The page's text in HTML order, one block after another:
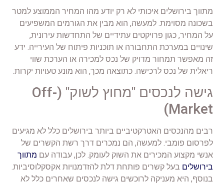
מתווך בירושלים איכותי לא רק יודע מהו המחיר הממוצע למטר
בשכונה מסוימת. למעשה, הוא מבין את הגורמים המשפיעים
על המחיר, כגון פרויקטים עתידיים של התחדשות עירונית,
שינויים במערכת התחבורה או תוכניות פיתוח של העירייה. ידע
זה מאפשר תמחור מדויק של נכס למכירה או הערכת שווי
ריאלית של נכס לרכישה. כתוצאה מכך, הוא מונע טעויות יקרות.
גישה לנכסים "מחוץ לשוק" (Off-
Market)
רבים מהנכסים האטרקטיביים ביותר בירושלים כלל לא מגיעים
לפרסום פומבי. למעשה, הם נמכרים דרך רשת הקשרים של
אנשי מקצוע המכירים את השוק לעומק. לכן, עבודה עם מתווך
בירושלים בעל קשרים פותחת דלת להזדמנויות אקסקלוסיביות.
בנוסף, היא מעניקה לרוכשים גישה לנכסים שאחרים כלל לא